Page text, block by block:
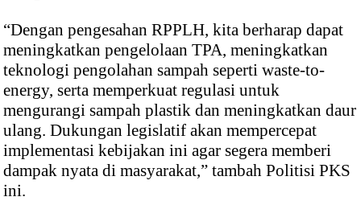
“Dengan pengesahan RPPLH, kita berharap dapat
meningkatkan pengelolaan TPA, meningkatkan
teknologi pengolahan sampah seperti waste-to-
energy, serta memperkuat regulasi untuk
mengurangi sampah plastik dan meningkatkan daur
ulang. Dukungan legislatif akan mempercepat
implementasi kebijakan ini agar segera memberi
dampak nyata di masyarakat,” tambah Politisi PKS
ini.